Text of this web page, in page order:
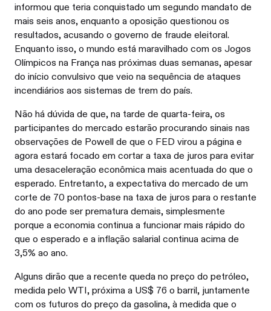
informou que teria conquistado um segundo mandato de
mais seis anos, enquanto a oposição questionou os
resultados, acusando o governo de fraude eleitoral.
Enquanto isso, o mundo está maravilhado com os Jogos
Olímpicos na França nas próximas duas semanas, apesar
do início convulsivo que veio na sequência de ataques
incendiários aos sistemas de trem do país.
Não há dúvida de que, na tarde de quarta-feira, os
participantes do mercado estarão procurando sinais nas
observações de Powell de que o FED virou a página e
agora estará focado em cortar a taxa de juros para evitar
uma desaceleração econômica mais acentuada do que o
esperado. Entretanto, a expectativa do mercado de um
corte de 70 pontos-base na taxa de juros para o restante
do ano pode ser prematura demais, simplesmente
porque a economia continua a funcionar mais rápido do
que o esperado e a inflação salarial continua acima de
3,5% ao ano.
Alguns dirão que a recente queda no preço do petróleo,
medida pelo WTI, próxima a US$ 76 o barril, juntamente
com os futuros do preço da gasolina, à medida que o